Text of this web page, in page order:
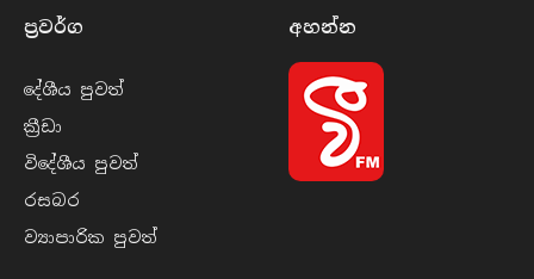
ප්‍රවර්​ග
දේශීය පුව​ත්
ක්‍රී​ඩා
විදේශීය පුව​ත්
රසබ​ර
ව්‍යාපාරික පුව​ත්
අහන්​න